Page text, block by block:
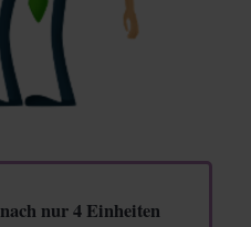
nach nur 4 Einheiten